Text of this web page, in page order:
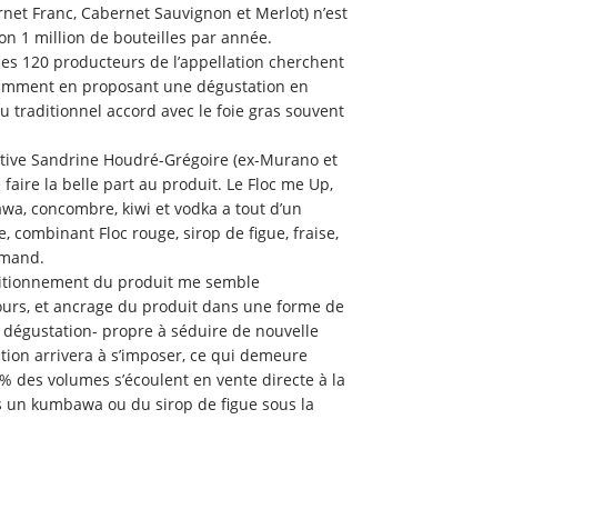
Franc, Cabernet Sauvignon et Merlot) n’est
1 million de bouteilles par année.
120 producteurs de l’appellation cherchent
en proposant une dégustation en
traditionnel accord avec le foie gras souvent
Sandrine Houdré-Grégoire (ex-Murano et
la belle part au produit. Le Floc me Up,
concombre, kiwi et vodka a tout d’un
combinant Floc rouge, sirop de figue, fraise,
du produit me semble
et ancrage du produit dans une forme de
propre à séduire de nouvelle
arrivera à s’imposer, ce qui demeure
volumes s’écoulent en vente directe à la
kumbawa ou du sirop de figue sous la